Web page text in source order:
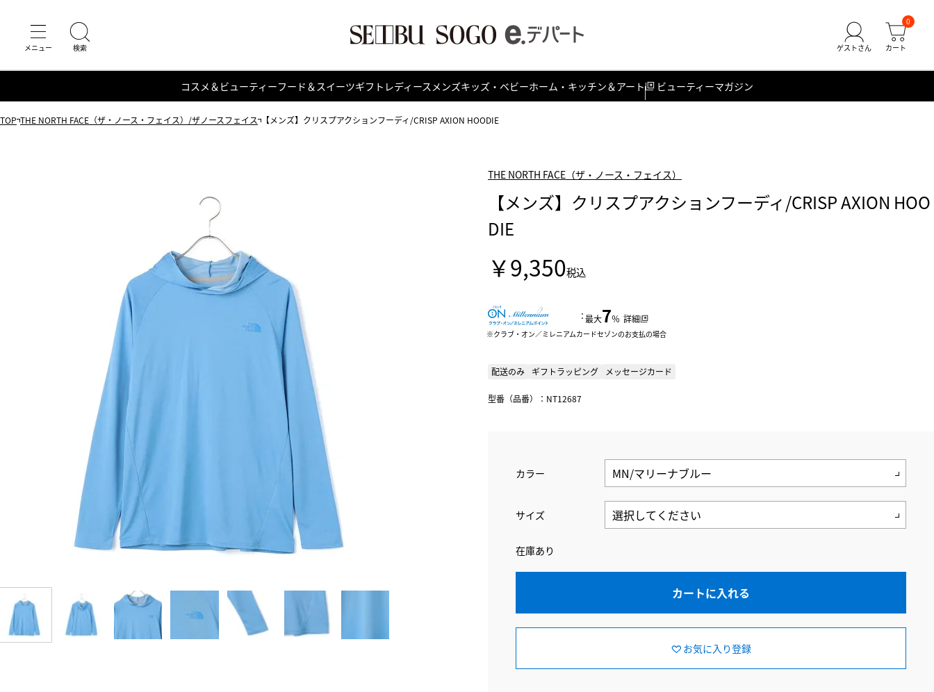
0
コスメ＆ビューティーフード＆スイーツギフト レディース メンズキッズ・ベビーホーム・キッチン＆アート ビューティーマガジン
TOP THE NORTH FACE（ザ・ノース・フェイス）/ザノースフェイス 【メンズ】クリスプアクションフーディ/CRISP AXION HOODIE
THE NORTH FACE（ザ・ノース・フェイス）
【メンズ】クリスプアクションフーディ/CRISP AXION HOO
DIE
￥9,350税込
：最大7％ 詳細
クラブ・オン／ミレニアムカードセゾンのお支払の場合
配送のみ ギフトラッピング メッセージカード
型番（品番）：NT12687
カラー
サイズ
在庫あり
カートに入れる
お気に入り登録